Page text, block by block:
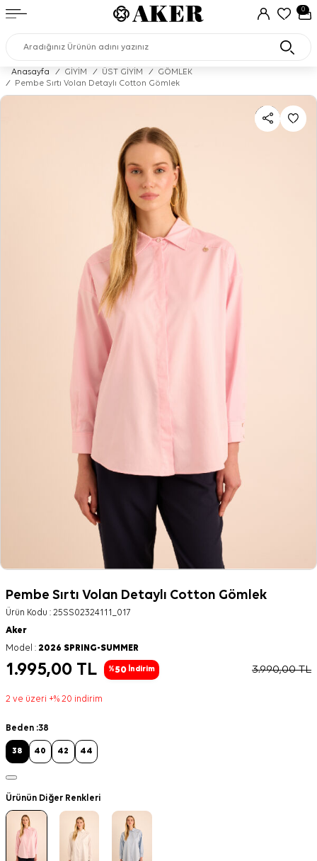
0
Anasayfa / GİYİM / ÜST GİYİM /
GÖMLEK
/
Pembe Sırtı Volan Detaylı Cotton Gömlek
Pembe Sırtı Volan Detaylı Cotton Gömlek
Ürün Kodu : 25SS02324111_017
Aker
Model : 2026 SPRING-SUMMER
1.995,00 TL %50 İndirim 3.990,00TL
2 ve üzeri +% 20 indirim
Beden :38
38 40 42 44
Ürünün Diğer Renkleri